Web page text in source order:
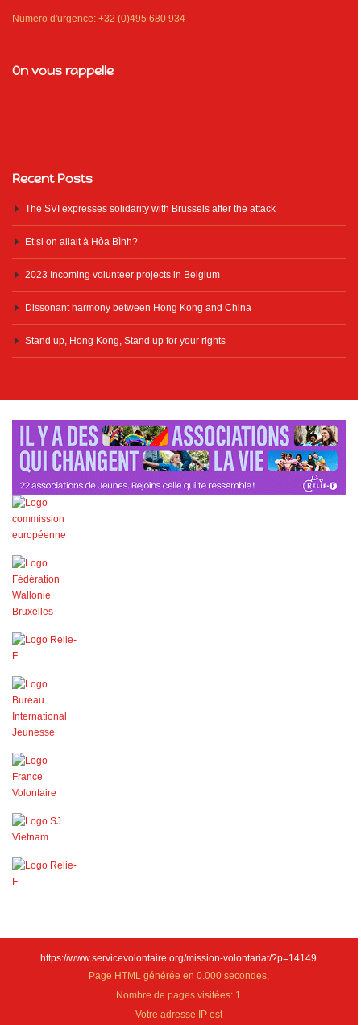
Numero d'urgence: +32 (0)495 680 934
On vous rappelle
Recent Posts
The SVI expresses solidarity with Brussels after the attack
Et si on allait à Hòa Bình?
2023 Incoming volunteer projects in Belgium
Dissonant harmony between Hong Kong and China
Stand up, Hong Kong, Stand up for your rights
https://www.servicevolontaire.org/mission-volontariat/?p=14149
Page HTML générée en 0.000 secondes,
Nombre de pages visitées: 1
Votre adresse IP est